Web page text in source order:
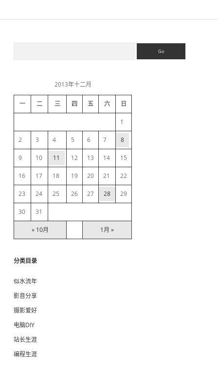
d
b
a
r
2013年十二月
一 二 三 四 五 六 日
« 10月 1月 »
1
2 3 4 5 6 7 8
9 10 11 12 13 14 15
16 17 18 19 20 21 22
23 24 25 26 27 28 29
30 31
分类目录
似水流年
影音分享
摄影爱好
电脑DIY
站长生涯
编程生涯